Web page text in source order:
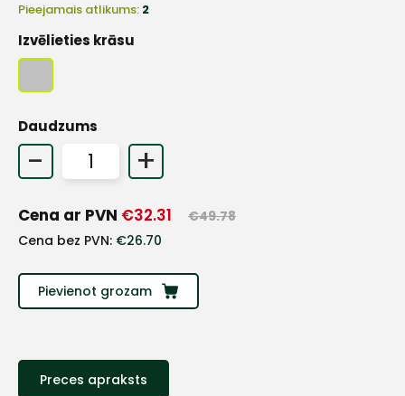
Pieejamais atlikums: 2
Izvēlieties krāsu
Daudzums
- +
Cena ar PVN €32.31 €49.78
Cena bez PVN: €26.70
Pievienot grozam
Preces apraksts
Sazinies
+